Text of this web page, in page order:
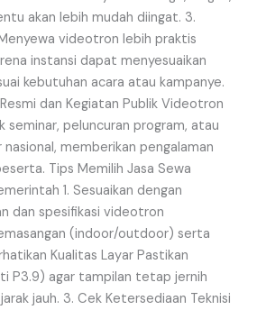
akan lebih mudah diingat. 3.
videotron lebih praktis
instansi dapat menyesuaikan
kebutuhan acara atau kampanye.
dan Kegiatan Publik Videotron
seminar, peluncuran program, atau
memberikan pengalaman
Tips Memilih Jasa Sewa
1. Sesuaikan dengan
dan spesifikasi videotron
(indoor/outdoor) serta
Kualitas Layar Pastikan
P3.9) agar tampilan tetap jernih
jauh. 3. Cek Ketersediaan Teknisi